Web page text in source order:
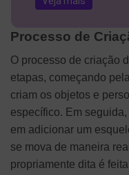
Processo de
O processo de criação
etapas, começando
criam os objetos e
específico. Em
em adicionar um
se mova de maneira
propriamente dita é